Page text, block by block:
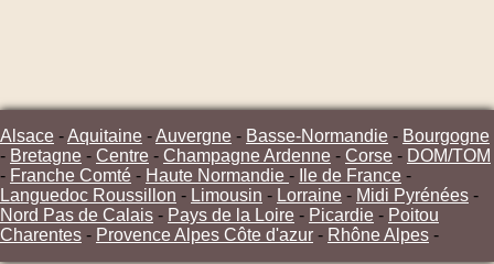
Alsace -Aquitaine -Auvergne - Basse-Normandie - Bourgogne
- Bretagne - Centre - Champagne Ardenne - Corse - DOM/TOM
- Franche Comté - Haute Normandie - Ile de France -
Languedoc Roussillon - Limousin - Lorraine - Midi Pyrénées -
Nord Pas de Calais - Pays de la Loire - Picardie - Poitou
Charentes - Provence Alpes Côte d'azur - Rhône Alpes -